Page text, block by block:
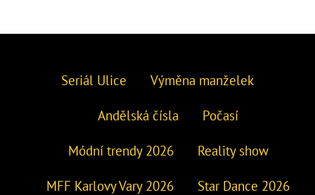
Seriál Ulice Výměna manželek
Andělská čísla Počasí
Módní trendy 2026 Reality show
MFF Karlovy Vary 2026 Star Dance 2026